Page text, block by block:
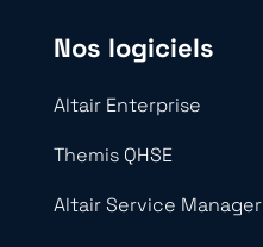
Nos logiciels
Altair Enterprise
Themis QHSE
Altair Service Manager